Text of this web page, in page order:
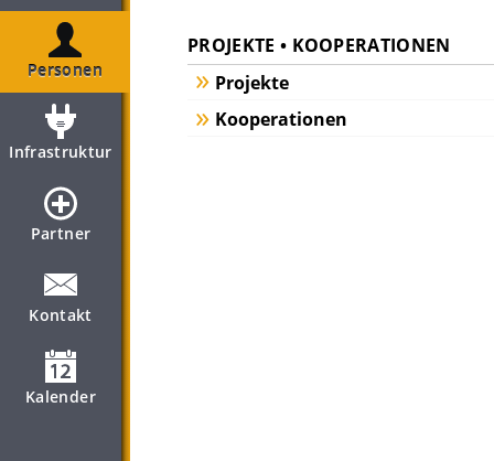
Personen
Infrastruktur
Partner
Kontakt
Kalender
PROJEKTE • KOOPERATIONEN
Projekte
Kooperationen